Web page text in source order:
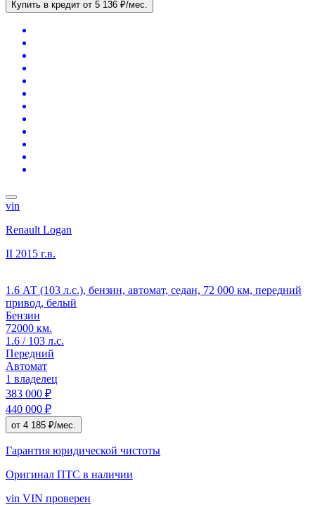
Купить в кредит от 5 136 ₽/мес.
vin
Renault Logan
II 2015 г.в.
1.6 АТ (103 л.с.), бензин, автомат, седан, 72 000 км, передний
привод, белый
Бензин
72000 км.
1.6 / 103 л.с.
Передний
Автомат
1 владелец
383 000 ₽
440 000 ₽
от 4 185 ₽/мес.
Гарантия юридической чистоты
Оригинал ПТС в наличии
vin VIN проверен